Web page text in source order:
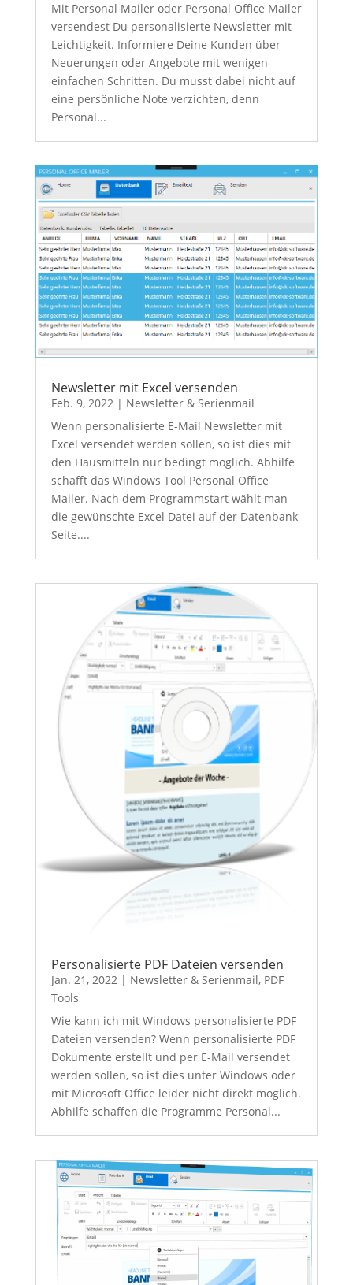
Mit Personal Mailer oder Personal Office Mailer
versendest Du personalisierte Newsletter mit
Leichtigkeit. Informiere Deine Kunden über
Neuerungen oder Angebote mit wenigen
einfachen Schritten. Du musst dabei nicht auf
eine persönliche Note verzichten, denn
Personal...
Newsletter mit Excel versenden
Feb. 9, 2022| Newsletter & Serienmail
Wenn personalisierte E-Mail Newsletter mit
Excel versendet werden sollen, so ist dies mit
den Hausmitteln nur bedingt möglich. Abhilfe
schafft das Windows Tool Personal Office
Mailer. Nach dem Programmstart wählt man
die gewünschte Excel Datei auf der Datenbank
Seite....
Personalisierte PDF Dateien versenden
Jan. 21, 2022 | Newsletter & Serienmail, PDF
Tools
Wie kann ich mit Windows personalisierte PDF
Dateien versenden? Wenn personalisierte PDF
Dokumente erstellt und per E-Mail versendet
werden sollen, so ist dies unter Windows oder
mit Microsoft Office leider nicht direkt möglich.
Abhilfe schaffen die Programme Personal...